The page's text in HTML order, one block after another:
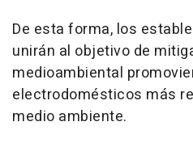
De esta forma, los
unirán al objetivo de
medioambiental
electrodomésticos más
medio ambiente.